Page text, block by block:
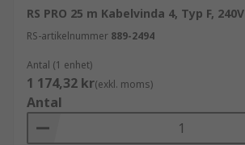
RS PRO 25 m Kabelvinda 4, Typ F, 240V
RS-artikelnummer 889-2494
Antal (1 enhet)
1 174,32 kr(exkl. moms)
Antal